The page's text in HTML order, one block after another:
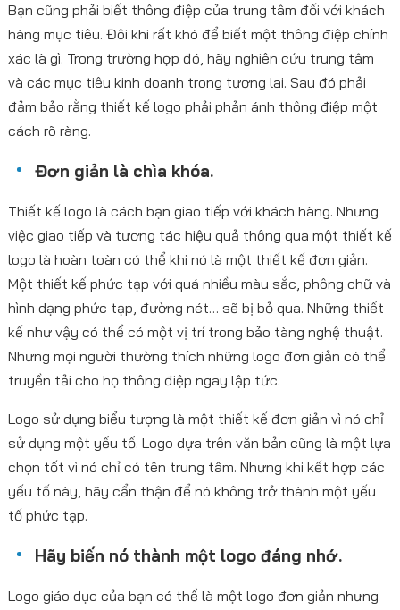
Bạn cũng phải biết thông điệp của trung tâm đối với khách
hàng mục tiêu. Đôi khi rất khó để biết một thông điệp chính
xác là gì. Trong trường hợp đó, hãy nghiên cứu trung tâm
và các mục tiêu kinh doanh trong tương lai. Sau đó phải
đảm bảo rằng thiết kế logo phải phản ánh thông điệp một
cách rõ ràng.
Đơn giản là chìa khóa.
Thiết kế logo là cách bạn giao tiếp với khách hàng. Nhưng
việc giao tiếp và tương tác hiệu quả thông qua một thiết kế
logo là hoàn toàn có thể khi nó là một thiết kế đơn giản.
Một thiết kế phức tạp với quá nhiều màu sắc, phông chữ và
hình dạng phức tạp, đường nét… sẽ bị bỏ qua. Những thiết
kế như vậy có thể có một vị trí trong bảo tàng nghệ thuật.
Nhưng mọi người thường thích những logo đơn giản có thể
truyền tải cho họ thông điệp ngay lập tức.
Logo sử dụng biểu tượng là một thiết kế đơn giản vì nó chỉ
sử dụng một yếu tố. Logo dựa trên văn bản cũng là một lựa
chọn tốt vì nó chỉ có tên trung tâm. Nhưng khi kết hợp các
yếu tố này, hãy cẩn thận để nó không trở thành một yếu
tố phức tạp.
Hãy biến nó thành một logo đáng nhớ.
Logo giáo dục của bạn có thể là một logo đơn giản nhưng